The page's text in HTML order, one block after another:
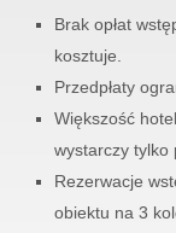
Brak opłat
kosztuje.
Przedpłaty
Większość
wystarczy tylko
Rezerwacje
obiektu na 3